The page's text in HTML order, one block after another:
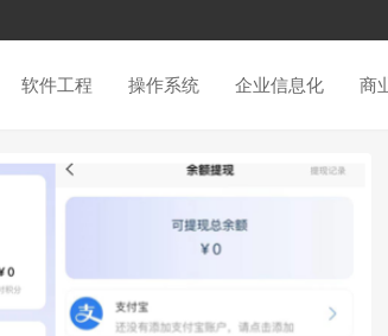
软件工程 操作系统 企业信息化 商